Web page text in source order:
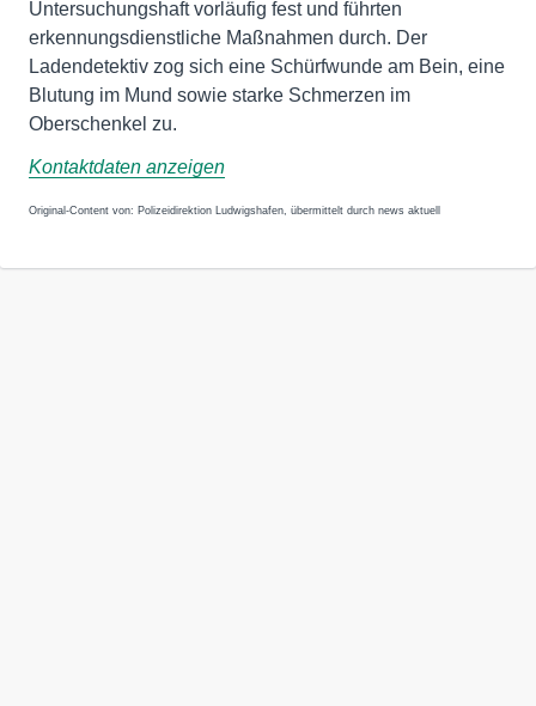
Untersuchungshaft vorläufig fest und führten
erkennungsdienstliche Maßnahmen durch. Der
Ladendetektiv zog sich eine Schürfwunde am Bein, eine
Blutung im Mund sowie starke Schmerzen im
Oberschenkel zu.
Kontaktdaten anzeigen
Original-Content von: Polizeidirektion Ludwigshafen, übermittelt durch news aktuell